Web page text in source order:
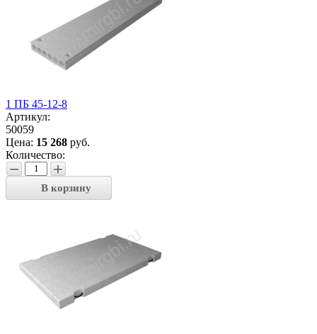
1 ПБ 45-12-8
Артикул:
50059
Цена: 15 268 руб.
Количество:
− +
В корзину